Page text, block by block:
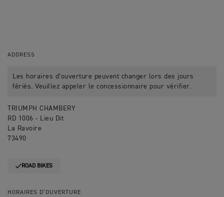
ADDRESS
Les horaires d’ouverture peuvent changer lors des jours
fériés. Veuillez appeler le concessionnaire pour vérifier.
TRIUMPH CHAMBERY
RD 1006 - Lieu Dit
La Ravoire
73490
ROAD BIKES
HORAIRES D’OUVERTURE